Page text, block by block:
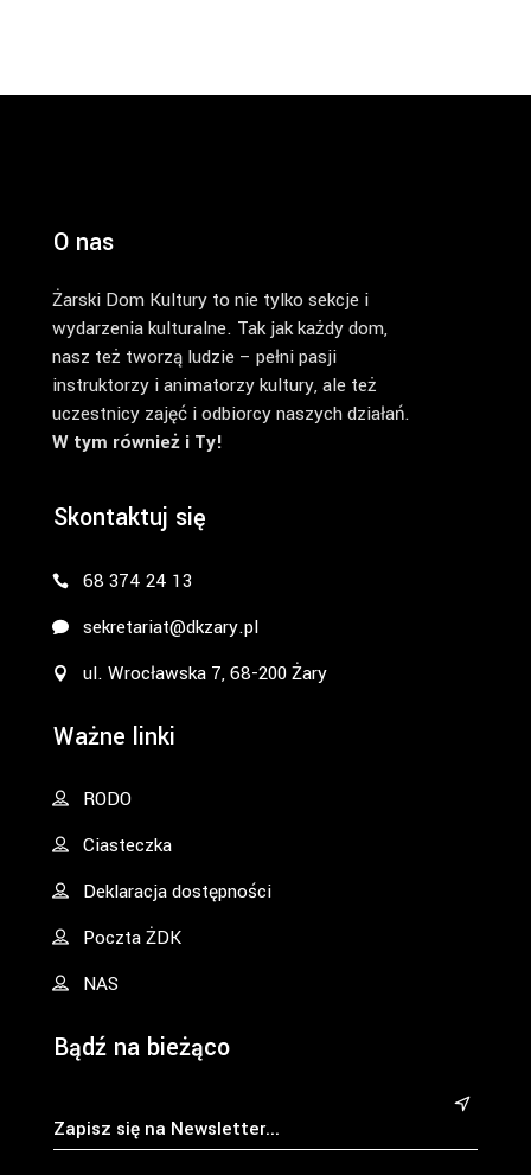
O nas
Żarski Dom Kultury to nie tylko sekcje i
wydarzenia kulturalne. Tak jak każdy dom,
nasz też tworzą ludzie – pełni pasji
instruktorzy i animatorzy kultury, ale też
uczestnicy zajęć i odbiorcy naszych działań.
W tym również i Ty!
Skontaktuj się
68 374 24 13
sekretariat@dkzary.pl
ul. Wrocławska 7, 68-200 Żary
Ważne linki
RODO
Ciasteczka
Deklaracja dostępności
Poczta ŻDK
NAS
Bądź na bieżąco
&